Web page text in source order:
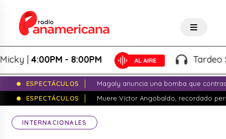
|4:00PM - 8:00PM Tardeo
ESPECTÁCULOS
Magaly anuncia una bomba que
ESPECTÁCULOS
Muere Víctor Angobaldo, recordado
INTERNACIONALES